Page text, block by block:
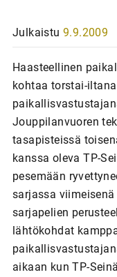
Julkaistu 9.9.2009
Haasteellinen
kohtaa torstai-
Jouppilanvuoren
tasapisteissä
kanssa oleva TP-
pesemään
sarjassa
sarjapelien
lähtökohdat
aikaan kun TP-